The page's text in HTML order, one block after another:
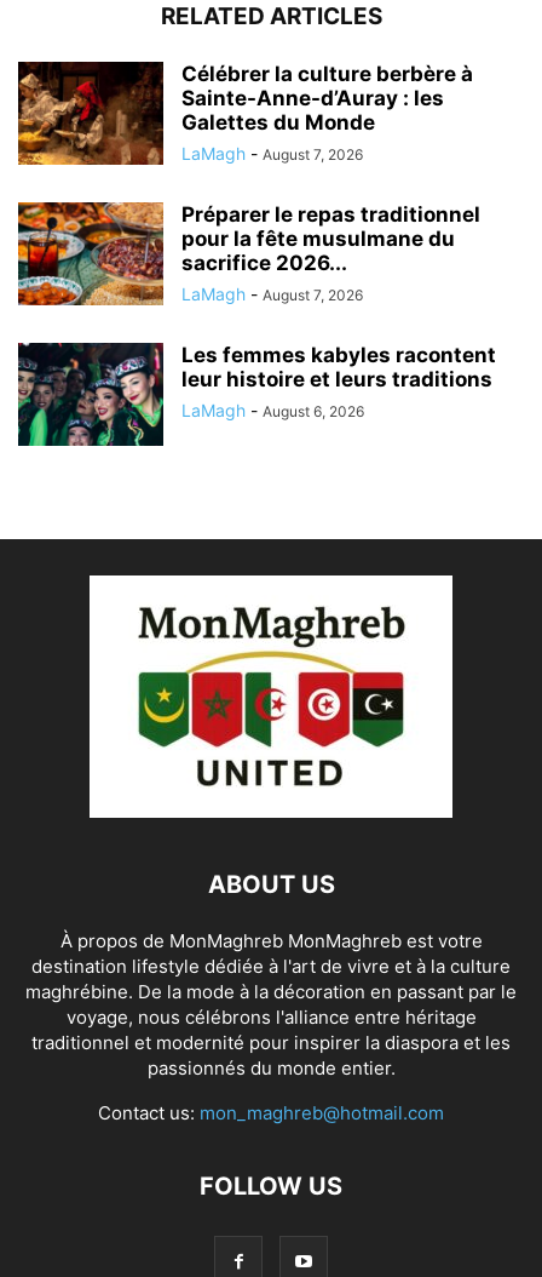
RELATED ARTICLES
Célébrer la culture berbère à
Sainte-Anne-d’Auray : les
Galettes du Monde
LaMagh - August 7, 2026
Préparer le repas traditionnel
pour la fête musulmane du
sacrifice 2026...
LaMagh - August 7, 2026
Les femmes kabyles racontent
leur histoire et leurs traditions
LaMagh - August 6, 2026
ABOUT US
À propos de MonMaghreb MonMaghreb est votre
destination lifestyle dédiée à l'art de vivre et à la culture
maghrébine. De la mode à la décoration en passant par le
voyage, nous célébrons l'alliance entre héritage
traditionnel et modernité pour inspirer la diaspora et les
passionnés du monde entier.
Contact us: mon_maghreb@hotmail.com
FOLLOW US